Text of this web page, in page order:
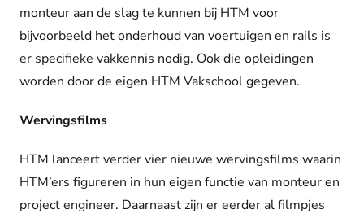
monteur aan de slag te kunnen bij HTM voor
bijvoorbeeld het onderhoud van voertuigen en rails is
er specifieke vakkennis nodig. Ook die opleidingen
worden door de eigen HTM Vakschool gegeven.
Wervingsfilms
HTM lanceert verder vier nieuwe wervingsfilms waarin
HTM’ers figureren in hun eigen functie van monteur en
project engineer. Daarnaast zijn er eerder al filmpjes